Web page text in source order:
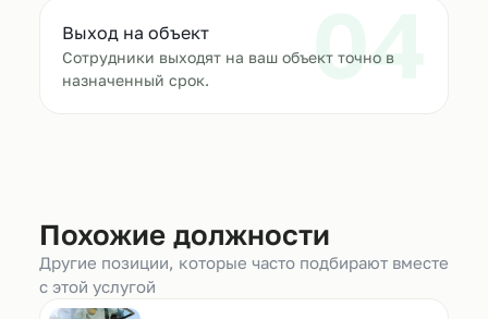
04
Выход на объект
Сотрудники выходят на ваш объект точно в
назначенный срок.
Похожие должности
Другие позиции, которые часто подбирают вместе
с этой услугой